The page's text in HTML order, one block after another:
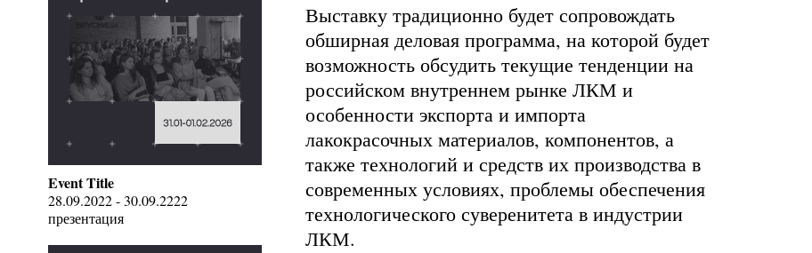
Выставку традиционно будет сопровождать
обширная деловая программа, на которой будет
возможность обсудить текущие тенденции на
российском внутреннем рынке ЛКМ и
особенности экспорта и импорта
лакокрасочных материалов, компонентов, а
также технологий и средств их производства в
современных условиях, проблемы обеспечения
технологического суверенитета в индустрии
ЛКМ.
Event Title
28.09.2022 - 30.09.2222
презентация